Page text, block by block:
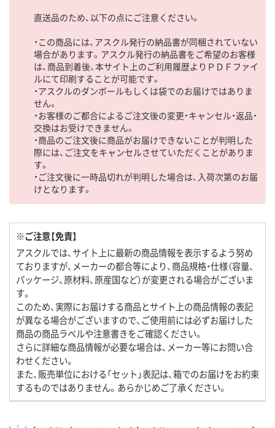
直送品のため、以下の点にご注意ください。
・この商品には、アスクル発行の納品書が同梱されていない
場合があります。アスクル発行の納品書をご希望のお客様
は、商品到着後、本サイト上のご利用履歴よりＰＤＦファイ
ルにて印刷することが可能です。
・アスクルのダンボールもしくは袋でのお届けではありま
せん。
・お客様のご都合によるご注文後の変更・キャンセル・返品・
交換はお受けできません。
・商品のご注文後に商品がお届けできないことが判明した
際には、ご注文をキャンセルさせていただくことがありま
す。
・ご注文後に一時品切れが判明した場合は、入荷次第のお届
けとなります。
※ご注意【免責】
アスクルでは、サイト上に最新の商品情報を表示するよう努め
ておりますが、メーカーの都合等により、商品規格・仕様（容量、
パッケージ、原材料、原産国など）が変更される場合がございま
す。
このため、実際にお届けする商品とサイト上の商品情報の表記
が異なる場合がございますので、ご使用前には必ずお届けした
商品の商品ラベルや注意書きをご確認ください。
さらに詳細な商品情報が必要な場合は、メーカー等にお問い合
わせください。
また、販売単位における「セット」表記は、箱でのお届けをお約束
するものではありません。あらかじめご了承ください。